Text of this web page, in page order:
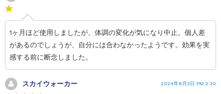
1ヶ月ほど使用しましたが、体調の変化が気になり中止。個人差
があるのでしょうが、自分には合わなかったようです。効果を実
感する前に断念しました。
スカイウォーカー 2024年8月3日 PM 2:30